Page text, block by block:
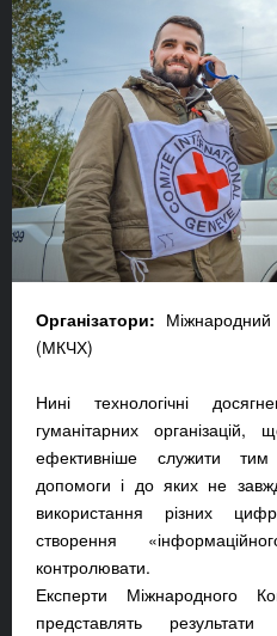
Організатори:
(МКЧХ)
Нині технологічні
гуманітарних
ефективніше служити
допомоги і до яких не
використання різних
створення
контролювати.
Експерти Міжнародного
представлять